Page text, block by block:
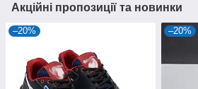
Акційні пропозиції та новинки
–20% –20%